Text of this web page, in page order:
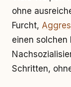
ohne
Furcht,
einen solchen
Schritten,